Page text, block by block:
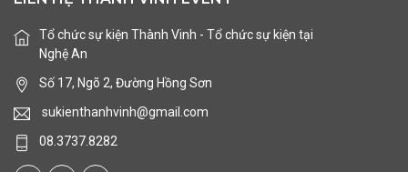
Tổ chức sự kiện Thành Vinh - Tổ chức sự kiện tại
Nghệ An
Số 17, Ngõ 2, Đường Hồng Sơn
sukienthanhvinh@gmail.com
08.3737.8282